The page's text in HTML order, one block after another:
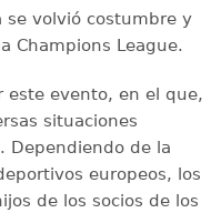
se volvió costumbre y
Champions League.
este evento, en el que,
situaciones
Dependiendo de la
europeos, los
de los socios de los